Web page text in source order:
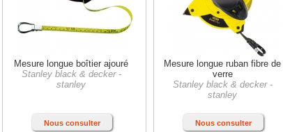
Mesure longue boîtier ajouré
Stanley black & decker -
stanley
Nous consulter
Mesure longue ruban fibre de
verre
Stanley black & decker -
stanley
Nous consulter